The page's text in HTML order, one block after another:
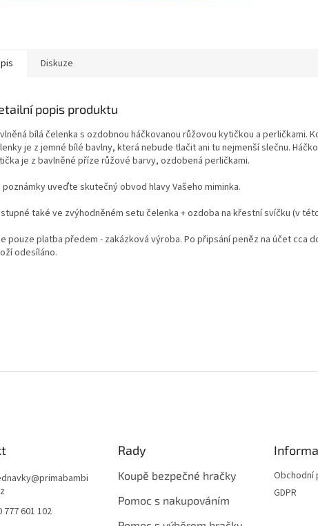
Diskuze
popis produktu
bílá čelenka s ozdobnou háčkovanou růžovou kytičkou a perličkami.
je z jemné bílé bavlny, která nebude tlačit ani tu nejmenší slečnu.
je z bavlněné příze růžové barvy, ozdobená perličkami.
poznámky uveďte skutečný obvod hlavy Vašeho miminka.
také ve zvýhodněném setu čelenka + ozdoba na křestní svíčku (v
pouze platba předem - zakázková výroba. Po připsání peněz na účet cca
odesíláno.
@primabambi
777 601 102
Rady
Koupě bezpečné hračky
Pomoc s nakupováním
Obchodní
GDPR